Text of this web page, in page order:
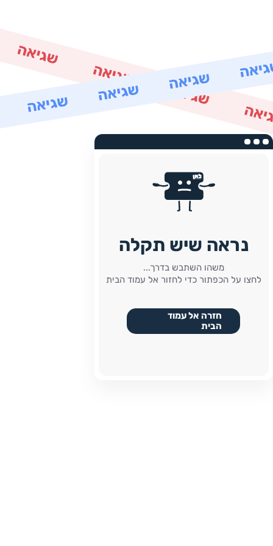
נראה שיש תקלה
משהו השתבש בדרך...
לחצו על הכפתור כדי לחזור אל עמוד הבית
חזרה אל עמוד
הבית